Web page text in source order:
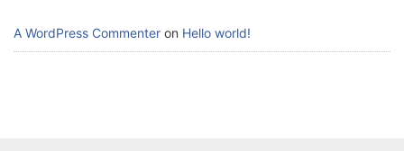
A WordPress Commenter on Hello world!